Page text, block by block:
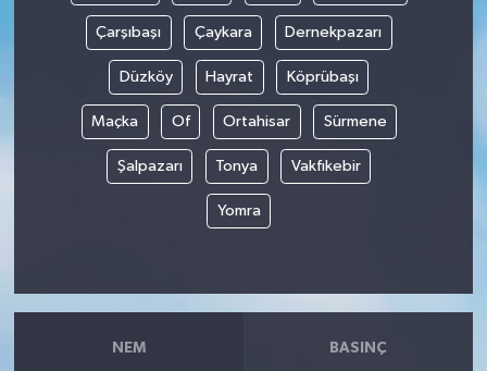
Çarşıbaşı Çaykara Dernekpazarı
Düzköy Hayrat Köprübaşı
Maçka Of Ortahisar Sürmene
Şalpazarı Tonya Vakfıkebir
Yomra
NEM BASINÇ
Spor
SürManşet
Teknoloji
Yaşam
KAHRAMANMARAŞ